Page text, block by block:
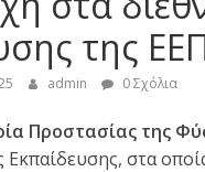
της
admin 0 Σχόλια
Προστασίας της
Εκπαίδευσης, στα